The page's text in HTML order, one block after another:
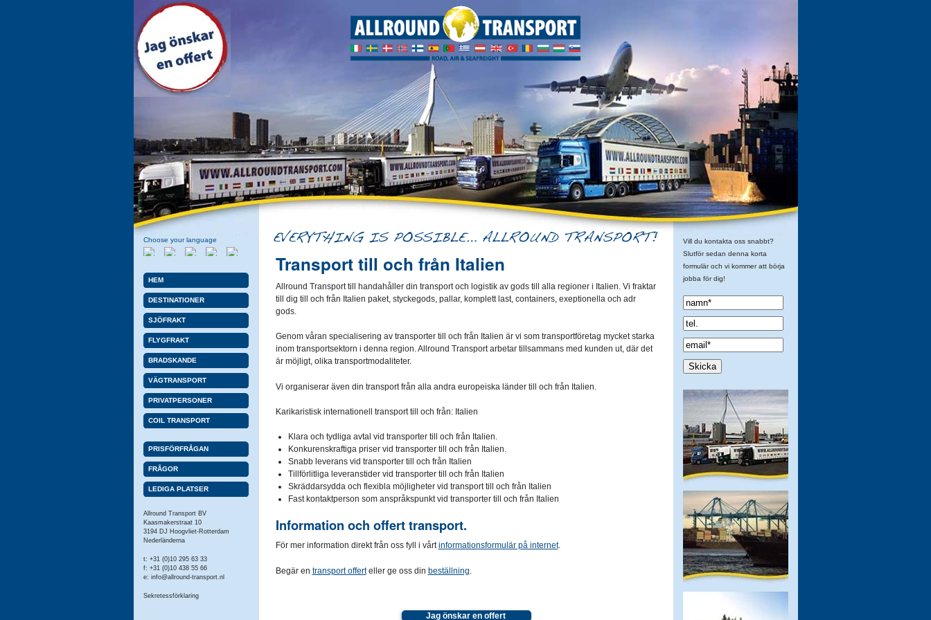
Choose your language
Transport till och från Italien
Allround Transport till handahåller din transport och logistik av gods till alla regioner i Italien. Vi fraktar
till dig till och från Italien paket, styckegods, pallar, komplett last, containers, exeptionella och adr
gods.
Genom våran specialisering av transporter till och från Italien är vi som transportföretag mycket starka
inom transportsektorn i denna region. Allround Transport arbetar tillsammans med kunden ut, där det
är möjligt, olika transportmodaliteter.
Vi organiserar även din transport från alla andra europeiska länder till och från Italien.
Karikaristisk internationell transport till och från: Italien
Klara och tydliga avtal vid transporter till och från Italien.
Konkurenskraftiga priser vid transporter till och från Italien.
Snabb leverans vid transporter till och från Italien
Tillförlitliga leveranstider vid transporter till och från Italien
Skräddarsydda och flexibla möjligheter vid transport till och från Italien
Fast kontaktperson som anspråkspunkt vid transporter till och från Italien
Information och offert transport.
För mer information direkt från oss fyll i vårtinformationsformulär på internet.
Begär en transport offerteller ge oss din beställning
Jag önskar en offert
Vill du kontakta oss snabbt?
Slutför sedan denna korta
formulär och vi kommer att börja
jobba för dig!
Spamcheck:
HEM
DESTINATIONER
SJÖFRAKT
FLYGFRAKT
BRADSKANDE
VÄGTRANSPORT
PRIVATPERSONER
COIL TRANSPORT
PRISFÖRFRÅGAN
FRÅGOR
LEDIGA PLATSER
Allround Transport BV
Kaasmakerstraat 10
3194 DJ Hoogvliet-Rotterdam
Nederländerna
t: +31 (0)10 295 63 33
f: +31 (0)10 438 55 66
e: info@allround-transport.nl
Sekretessförklaring